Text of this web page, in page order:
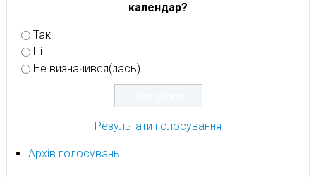
календар?
Так
Ні
Не визначився(лась)
Результати голосування
Архів голосувань